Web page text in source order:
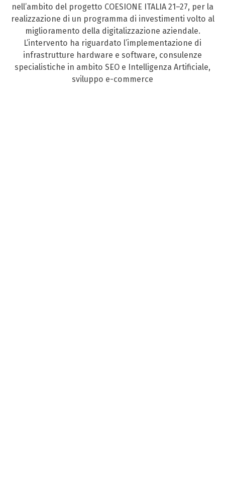
nell’ambito del progetto COESIONE ITALIA 21–27, per la
realizzazione di un programma di investimenti volto al
miglioramento della digitalizzazione aziendale.
L’intervento ha riguardato l’implementazione di
infrastrutture hardware e software, consulenze
specialistiche in ambito SEO e Intelligenza Artificiale,
sviluppo e-commerce